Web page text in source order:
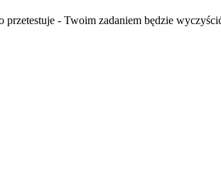
- Twoim zadaniem będzie